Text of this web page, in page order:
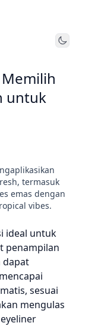
Toggle
Memilih
untuk
termasuk
emas dengan
vibes.
ideal untuk
penampilan
dapat
sesuai
mengulas